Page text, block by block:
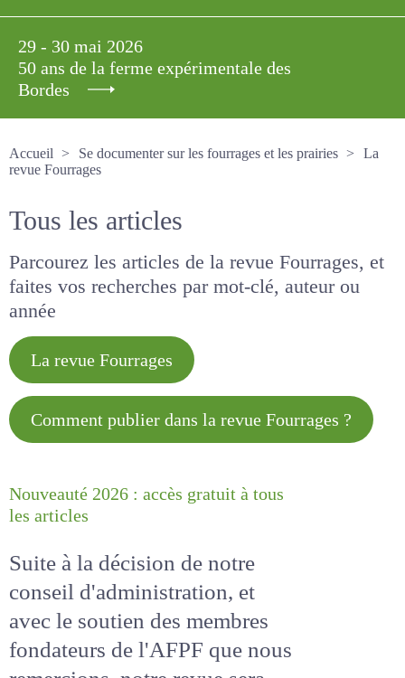
29 - 30 mai 2026
50 ans de la ferme expérimentale des
Bordes
Accueil
Se documenter sur les fourrages et les prairies
La revue Fourrages
Tous les articles
Parcourez les articles de la revue Fourrages, et
faites vos recherches par mot-clé, auteur ou
année
La revue Fourrages
Comment publier dans la revue
Nouveauté 2026 : accès gratuit à
Suite à la décision de notre
conseil d'administration, et
avec le soutien des membres